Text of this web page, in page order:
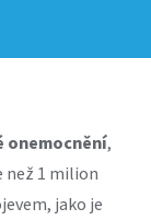
onemocnění,
než 1 milion
jako je